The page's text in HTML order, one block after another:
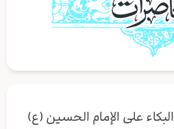
البكاء على الإمام الحسين (ع)